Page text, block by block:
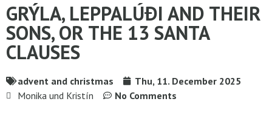
GRÝLA, LEPPALÚÐI AND THEIR
SONS, OR THE 13 SANTA
CLAUSES
advent and christmas
Thu, 11. December 2025
Monika und Kristín
No Comments